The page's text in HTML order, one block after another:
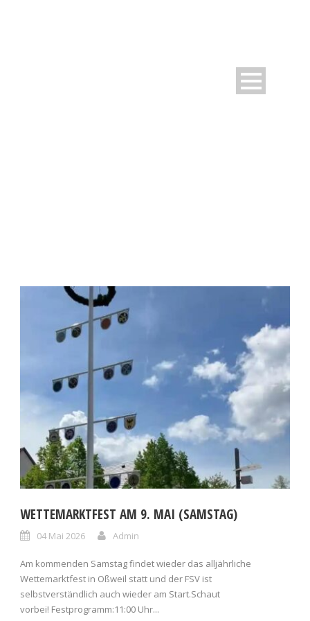
WETTEMARKTFEST AM 9. MAI (SAMSTAG)
04 Mai 2026 Admin
Am kommenden Samstag findet wieder das alljährliche
Wettemarktfest in Oßweil statt und der FSV ist
selbstverständlich auch wieder am Start.Schaut
vorbei! Festprogramm:11:00 Uhr...